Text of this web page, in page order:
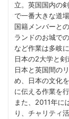
立。英国国内の
で一番大きな道
国籍メンバーと
ランドのお城で
など作業は多岐
日本の2大学と
日本と英国間の
め、日本の文化
に伝える作業を行
また、2011年に
り、チャリティ